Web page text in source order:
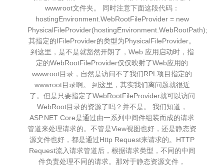
wwwroot文件夹。 同时注意下面这段代码：
hostingEnvironment.WebRootFileProvider = new
PhysicalFileProvider(hostingEnvironment.WebRootPath);
其指定的IFileProvider的类型为PhysicalFileProvider。
到这里，是不是就豁然开朗了，Web 应用启动时，指
定的WebRootFileProvider仅仅映射了Web应用的
wwwroot目录，自然是访问不了我们RPL项目指定的
wwwroot目录啊。 到这里，其实我们离问题就很近
了。但是只要指定了WebRootFileProvider就可以访问
WebRoot目录的资源了吗？并不是。 我们知道，
ASP.NET Core是通过由一系列中间件组装而成的请求
管道来处理请求的。不管是View视图也好，还是静态资
源文件也好，都是通过Http Request来请求的。HTTP
Request流入请求管道后，根据请求类型，不同的中间
件负责处理不同的请求。那对于静态资源文件，